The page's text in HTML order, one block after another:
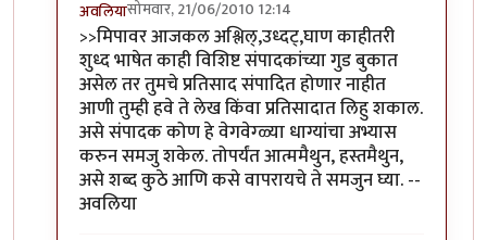
अवलियासोमवार, 21/06/2010 12:14
In reply toप्र्ण लेखbyशानबा५१२
>>मिपावर आजकल अश्लिल्,उध्दट्,घाण काहीतरी
शुध्द भाषेत काही विशिष्ट संपादकांच्या गुड बुकात
असेल तर तुमचे प्रतिसाद संपादित होणार नाहीत
आणी तुम्ही हवे ते लेख किंवा प्रतिसादात लिहु शकाल.
असे संपादक कोण हे वेगवेग्ळ्या धाग्यांचा अभ्यास
करुन समजु शकेल. तोपर्यंत आत्ममैथुन, हस्तमैथुन,
असे शब्द कुठे आणि कसे वापरायचे ते समजुन घ्या. --
अवलिया